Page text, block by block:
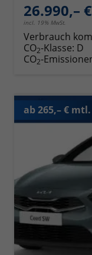
26.990,– €
incl. 19% MwSt.
Verbrauch
CO2-Klasse: D
CO2-
ab 265,– € mtl.